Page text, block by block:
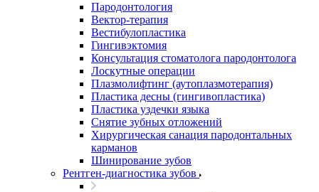
Пародонтология
Вектор-терапия
Вестибулопластика
Гингивэктомия
Консультация стоматолога пародонтолога
Лоскутные операции
Плазмолифтинг (аутоплазмотерапия)
Пластика десны (гингивопластика)
Пластика уздечки языка
Снятие зубных отложений
Хирургическая санация пародонтальных
карманов
Шинирование зубов
Рентген-диагностика зубов